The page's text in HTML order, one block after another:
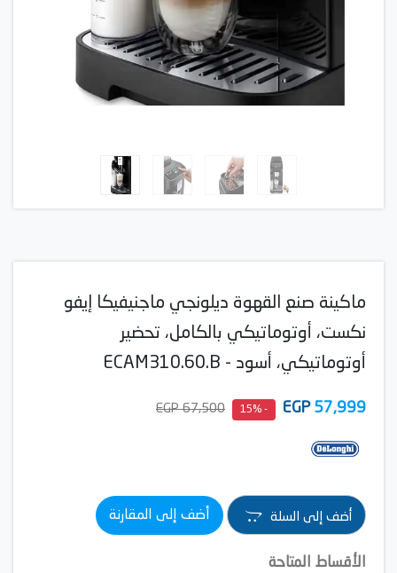
ماكينة صنع القهوة ديلونجي ماجنيفيكا إيفو
نكست، أوتوماتيكي بالكامل، تحضير
أوتوماتيكي، أسود - ECAM310.60.B
57,999
EGP
- 15%
67,500 EGP
أضف إلى السلة أضف إلى المقارنة
الأقساط المتاحة